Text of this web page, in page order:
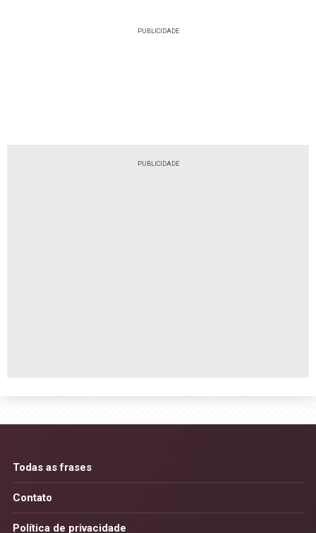
PUBLICIDADE
PUBLICIDADE
Todas as frases
Contato
Política de privacidade